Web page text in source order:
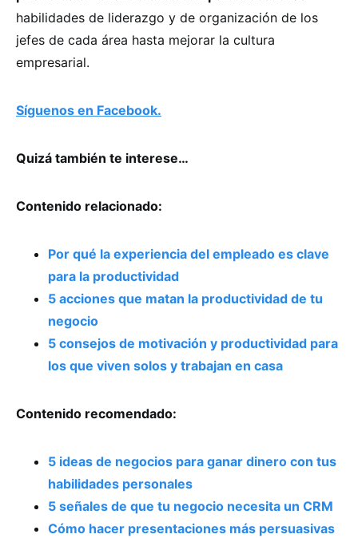
habilidades de liderazgo y de organización de los
jefes de cada área hasta mejorar la cultura
empresarial.
Síguenos en Facebook.
Quizá también te interese…
Contenido relacionado:
Por qué la experiencia del empleado es clave
para la productividad
5 acciones que matan la productividad de tu
negocio
5 consejos de motivación y productividad para
los que viven solos y trabajan en casa
Contenido recomendado:
5 ideas de negocios para ganar dinero con tus
habilidades personales
5 señales de que tu negocio necesita un CRM
Cómo hacer presentaciones más persuasivas